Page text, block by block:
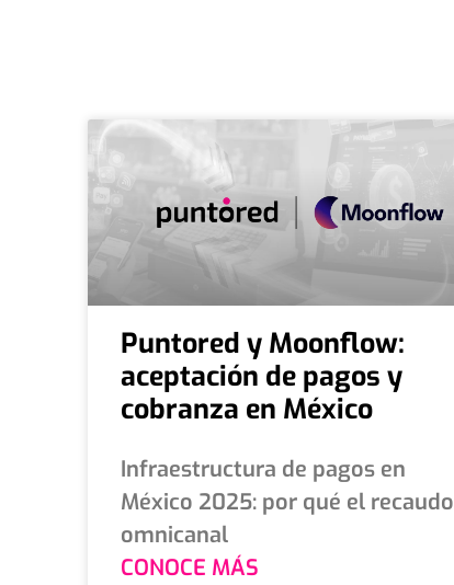
Puntored y Moonflow:
aceptación de pagos y
cobranza en México
Infraestructura de pagos en
México 2025: por qué el recaudo
omnicanal
CONOCE MÁS